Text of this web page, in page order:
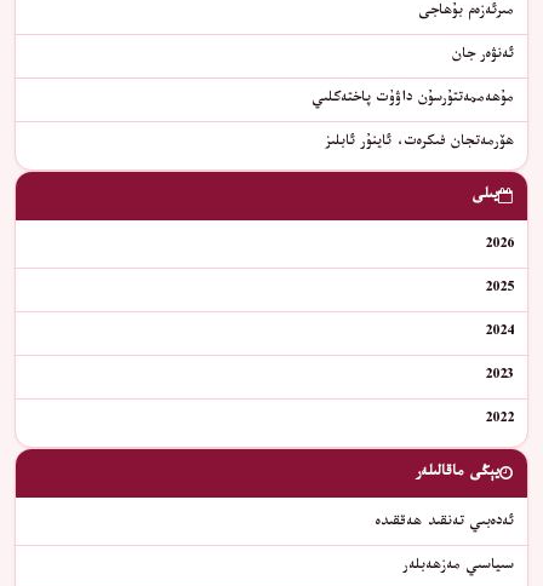
مىرئەزەم بۇھاجى
ئەنۋەر جان
مۇھەممەتتۇرسۇن داۋۇت پاختەكلىي
ھۆرمەتجان فىكرەت، ئاينۇر ئابلىز
يىلى
2026
2025
2024
2023
2022
يېڭى ماقالىلەر
ئەدەبىي تەنقىد ھەققىدە
سىياسىي مەزھەبلەر